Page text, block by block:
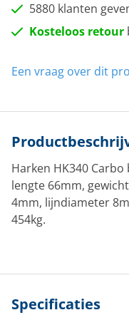
5880 klanten
Kosteloos retour
Een vraag over dit
Harken HK340
lengte 66mm,
4mm, lijndiameter
454kg.
Specificaties